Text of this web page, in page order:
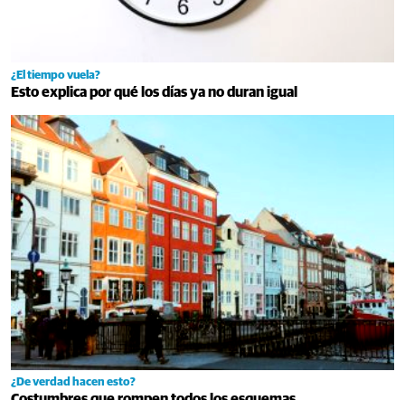
¿El tiempo vuela?
Esto explica por qué los días ya no duran igual
¿De verdad hacen esto?